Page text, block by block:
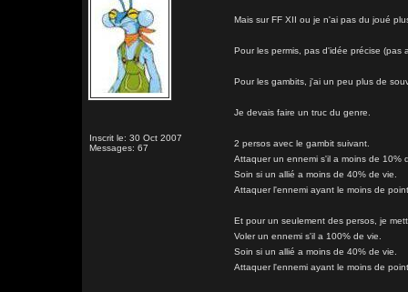
Inscrit le: 30 Oct 2007
Messages: 67
Mais sur FF XII ou je n'ai pas du joué
Pour les permis, pas d'idée précise (pas
Pour les gambits, j'ai un peu plus de
Je devais faire un truc du genre.
2 persos avec le gambit suivant.
Attaquer un ennemi s'il a moins de 10%
Soin si un allié a moins de 40% de vie.
Attaquer l'ennemi ayant le moins de
Et pour un seulement des persos, je
Voler un ennemi s'il a 100% de vie.
Soin si un allié a moins de 40% de vie.
Attaquer l'ennemi ayant le moins de